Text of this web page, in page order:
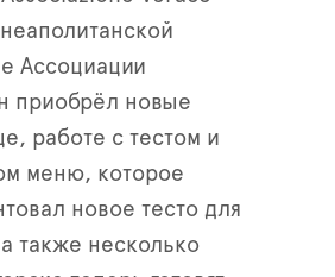
Ассоциации
приобрёл новые
работе с тестом и
меню, которое
новое тесто для
также несколько